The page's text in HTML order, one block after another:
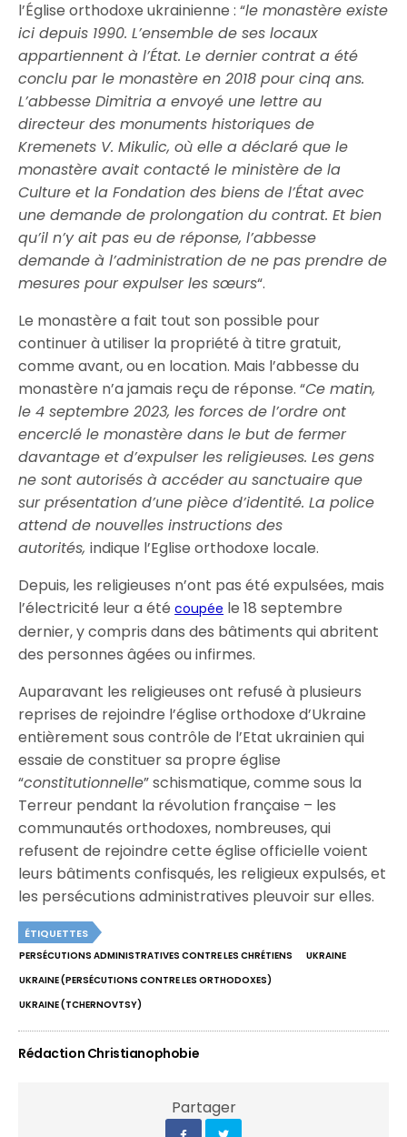
l’Église orthodoxe ukrainienne : “le monastère existe
ici depuis 1990. L’ensemble de ses locaux
appartiennent à l’État. Le dernier contrat a été
conclu par le monastère en 2018 pour cinq ans.
L’abbesse Dimitria a envoyé une lettre au
directeur des monuments historiques de
Kremenets V. Mikulic, où elle a déclaré que le
monastère avait contacté le ministère de la
Culture et la Fondation des biens de l’État avec
une demande de prolongation du contrat. Et bien
qu’il n’y ait pas eu de réponse, l’abbesse
demande à l’administration de ne pas prendre de
mesures pour expulser les sœurs“.
Le monastère a fait tout son possible pour
continuer à utiliser la propriété à titre gratuit,
comme avant, ou en location. Mais l’abbesse du
monastère n’a jamais reçu de réponse.“Ce matin,
le 4 septembre 2023, les forces de l’ordre ont
encerclé le monastère dans le but de fermer
davantage et d’expulser les religieuses. Les gens
ne sont autorisés à accéder au sanctuaire que
sur présentation d’une pièce d’identité. La police
attend de nouvelles instructions des
autorités,indique l’Eglise orthodoxe locale.
Depuis, les religieuses n’ont pas été expulsées, mais
l’électricité leur a étécoupée le 18 septembre
dernier, y compris dans des bâtiments qui abritent
des personnes âgées ou infirmes.
Auparavant les religieuses ont refusé à plusieurs
reprises de rejoindre l’église orthodoxe d’Ukraine
entièrement sous contrôle de l’Etat ukrainien qui
essaie de constituer sa propre église
“constitutionnelle” schismatique, comme sous la
Terreur pendant la révolution française – les
communautés orthodoxes, nombreuses, qui
refusent de rejoindre cette église officielle voient
leurs bâtiments confisqués, les religieux expulsés, et
les persécutions administratives pleuvoir sur elles.
ÉTIQUETTES
PERSÉCUTIONS ADMINISTRATIVES CONTRE LES CHRÉTIENS
UKRAINE
UKRAINE (PERSÉCUTIONS CONTRE LES ORTHODOXES)
UKRAINE (TCHERNOVTSY)
Rédaction Christianophobie
Partager